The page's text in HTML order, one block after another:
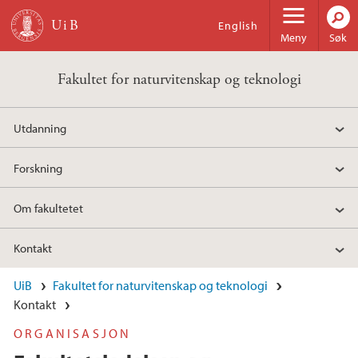
Hopp til hovedinnhold
Meny
English
Søk
Fakultet for naturvitenskap og teknologi
Utdanning
Forskning
Om fakultetet
Kontakt
UiB
Fakultet for naturvitenskap og teknologi
Kontakt
ORGANISASJON